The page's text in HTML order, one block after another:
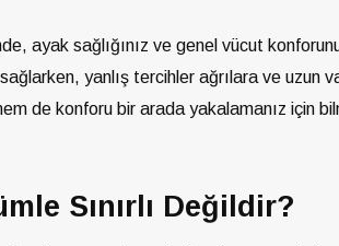
ayak sağlığınız ve genel vücut
yanlış tercihler ağrılara ve uzun
de konforu bir arada yakalamanız için
Sınırlı Değildir?